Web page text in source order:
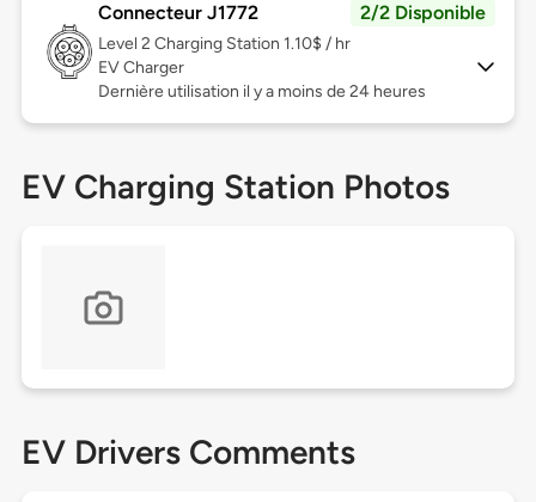
Connecteur J1772 2/2 Disponible
Level 2 Charging Station 1.10$ / hr
EV Charger
Dernière utilisation il y a moins de 24 heures
EV Charging Station Photos
EV Drivers Comments